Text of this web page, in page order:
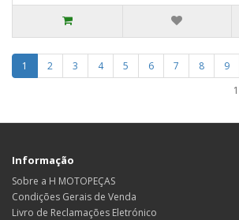
1 2 3 4 5 6 7 8 9
Informação
Sobre a H MOTOPEÇAS
Condições Gerais de Venda
Livro de Reclamações Eletrónico